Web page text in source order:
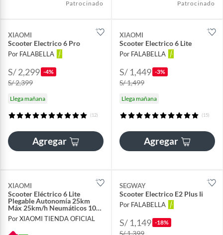
Patrocinado Patrocinado
XIAOMI
Scooter Electrico 6 Pro
Por FALABELLA
S/ 2,299 -4%
S/ 2,399
Llega mañana
(12)
Agregar
XIAOMI
Scooter Electrico 6 Lite
Por FALABELLA
S/ 1,449 -3%
S/ 1,499
Llega mañana
(15)
Agregar
XIAOMI
Scooter Eléctrico 6 Lite
Plegable Autonomía 25km
Máx 25km/h Neumáticos 10"
500W Suspensión
Por XIAOMI TIENDA OFICIAL
SEGWAY
Scooter Electrico E2 Plus Ii
Por FALABELLA
S/ 1,149 -18%